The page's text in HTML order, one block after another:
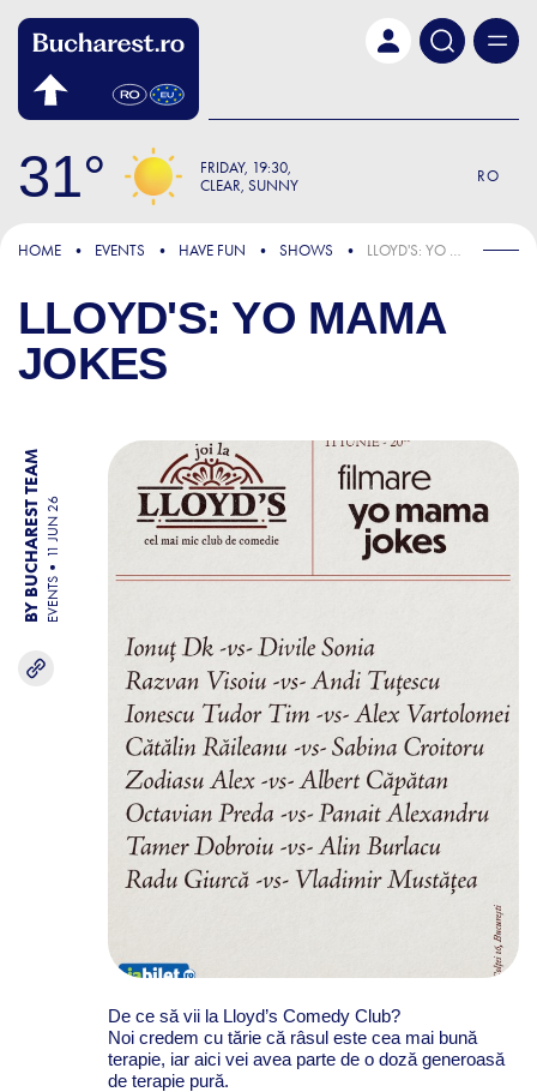
31 FRIDAY 19:30
CLEAR, SUNNY
RO
HOME EVENTS HAVE FUN SHOWS LLOYD'S: YO MAMA JOKES
LLOYD'S: YO MAMA
JOKES
BY BUCHAREST TEAM EVENTS
11 JUN 26
De ce să vii la Lloyd’s Comedy Club?
Noi credem cu tărie că râsul este cea mai bună
terapie, iar aici vei avea parte de o doză generoasă
de terapie pură.